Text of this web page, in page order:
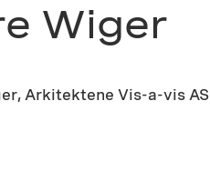
Wiger
Arkitektene Vis-a-vis AS